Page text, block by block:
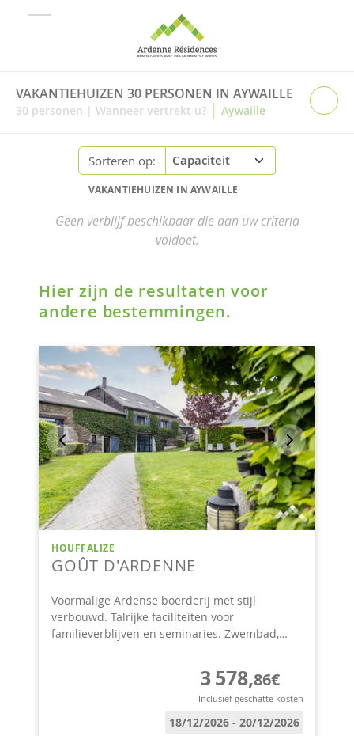
VAKANTIEHUIZEN 30 PERSONEN IN AYWAILLE
30 personen | Wanneer vertrekt u? | Aywaille
Sorteren op:
VAKANTIEHUIZEN IN AYWAILLE
Geen verblijf beschikbaar die aan uw criteria
voldoet.
Hier zijn de resultaten voor
andere bestemmingen.